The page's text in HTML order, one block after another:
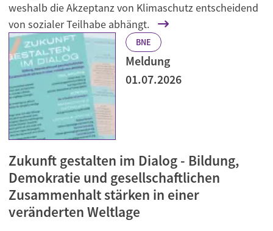
weshalb die Akzeptanz von Klimaschutz entscheidend
von sozialer Teilhabe abhängt.
BNE
Meldung
01.07.2026
Zukunft gestalten im Dialog - Bildung,
Demokratie und gesellschaftlichen
Zusammenhalt stärken in einer
veränderten Weltlage